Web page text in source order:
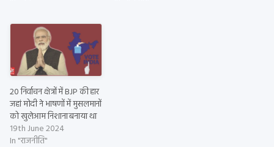
20 निर्वाचन क्षेत्रों में BJP की हार
जहां मोदी ने भाषणों में मुसलमानों
को खुलेआम निशाना बनाया था
19th June 2024
In "राजनीति"